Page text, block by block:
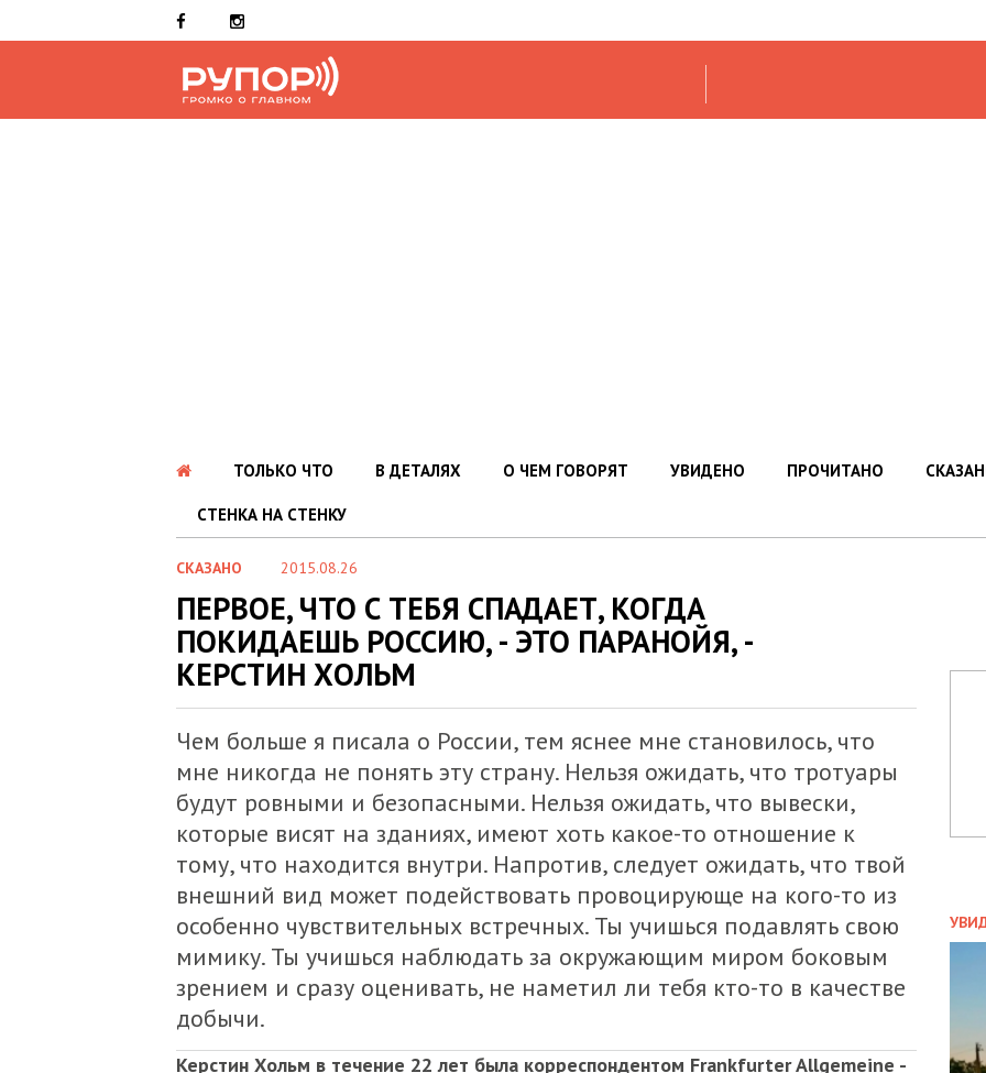
ТОЛЬКО ЧТО В ДЕТАЛЯХ О ЧЕМ ГОВОРЯТ УВИДЕНО ПРОЧИТАНО
СТЕНКА НА СТЕНКУ
СКАЗАНО 2015.08.26
ПЕРВОЕ, ЧТО С ТЕБЯ СПАДАЕТ, КОГДА
ПОКИДАЕШЬ РОССИЮ, - ЭТО ПАРАНОЙЯ, -
КЕРСТИН ХОЛЬМ
Чем больше я писала о России, тем яснее мне становилось, что
мне никогда не понять эту страну. Нельзя ожидать, что тротуары
будут ровными и безопасными. Нельзя ожидать, что вывески,
которые висят на зданиях, имеют хоть какое-то отношение к
тому, что находится внутри. Напротив, следует ожидать, что твой
внешний вид может подействовать провоцирующе на кого-то из
особенно чувствительных встречных. Ты учишься подавлять свою
мимику. Ты учишься наблюдать за окружающим миром боковым
зрением и сразу оценивать, не наметил ли тебя кто-то в качестве
добычи.
Керстин Хольм в течение 22 лет была корреспондентом Frankfurter Allgemeine -
НА